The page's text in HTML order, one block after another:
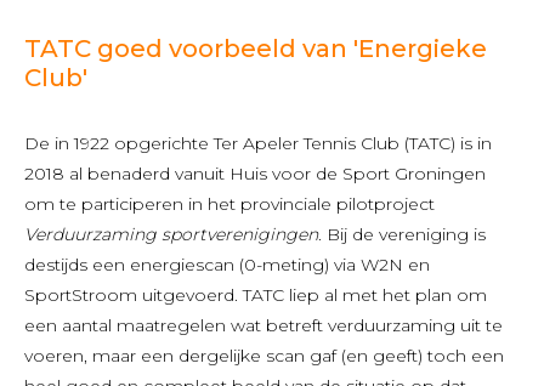
TATC goed voorbeeld van 'Energieke
Club'
De in 1922 opgerichte Ter Apeler Tennis Club (TATC) is in
2018 al benaderd vanuit Huis voor de Sport Groningen
om te participeren in het provinciale pilotproject
Verduurzaming sportverenigingen. Bij de vereniging is
destijds een energiescan (0-meting) via W2N en
SportStroom uitgevoerd. TATC liep al met het plan om
een aantal maatregelen wat betreft verduurzaming uit te
voeren, maar een dergelijke scan gaf (en geeft) toch een